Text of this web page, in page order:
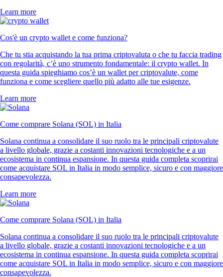
Learn more
Cos'è un crypto wallet e come funziona?
Che tu stia acquistando la tua prima criptovaluta o che tu faccia trading
con regolarità, c’è uno strumento fondamentale: il crypto wallet. In
questa guida spieghiamo cos’è un wallet per criptovalute, come
funziona e come scegliere quello più adatto alle tue esigenze.
Learn more
Come comprare Solana (SOL) in Italia
Solana continua a consolidare il suo ruolo tra le principali criptovalute
a livello globale, grazie a costanti innovazioni tecnologiche e a un
ecosistema in continua espansione. In questa guida completa scoprirai
come acquistare SOL in Italia in modo semplice, sicuro e con maggiore
consapevolezza.
Learn more
Come comprare Solana (SOL) in Italia
Solana continua a consolidare il suo ruolo tra le principali criptovalute
a livello globale, grazie a costanti innovazioni tecnologiche e a un
ecosistema in continua espansione. In questa guida completa scoprirai
come acquistare SOL in Italia in modo semplice, sicuro e con maggiore
consapevolezza.